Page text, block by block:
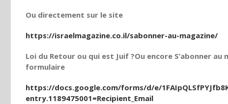
Ou directement sur le site
https://israelmagazine.co.il/sabonner-au-magazine/
Loi du Retour ou qui est Juif ?Ou encore S’abonner
formulaire
https://docs.google.com/forms/d/e/
entry.1189475001=Recipient_Email